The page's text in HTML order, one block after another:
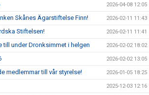
2026-04-08 12:05
Skånes Ägarstiftelse Finn! 2026-02-11 11:43
Stiftelsen! 2026-02-11 11:41
till under Dronksimmet i helgen 2026-02-02 18:02
2026-02-02 13:05
medlemmar till vår styrelse! 2026-01-05 18:25
2025-12-03 12:16